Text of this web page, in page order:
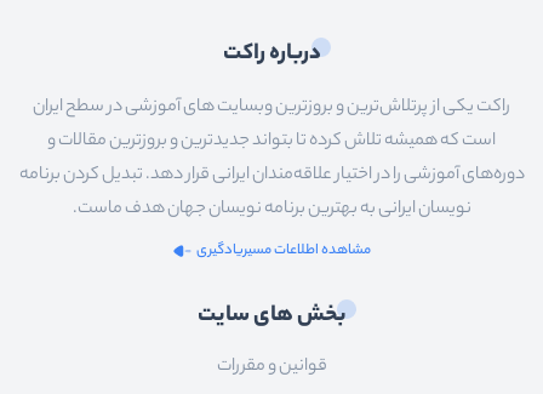
درباره راکت
راکت یکی از پرتلاش‌ترین و بروزترین وبسایت های آموزشی در سطح ایران
است که همیشه تلاش کرده تا بتواند جدیدترین و بروزترین مقالات و
دوره‌های آموزشی را در اختیار علاقه‌مندان ایرانی قرار دهد. تبدیل کردن برنامه
نویسان ایرانی به بهترین برنامه نویسان جهان هدف ماست.
مشاهده اطلاعات مسیریادگیری
بخش های سایت
قوانین و مقررات